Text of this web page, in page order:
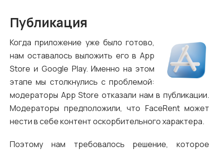
Публикация
Когда приложение уже было готово,
нам оставалось выложить его в App
Store и Google Play. Именно на этом
этапе мы столкнулись с проблемой:
модераторы App Store отказали нам в публикации.
Модераторы предположили, что FaceRent может
нести в себе контент оскорбительного характера.
Поэтому нам требовалось решение, которое